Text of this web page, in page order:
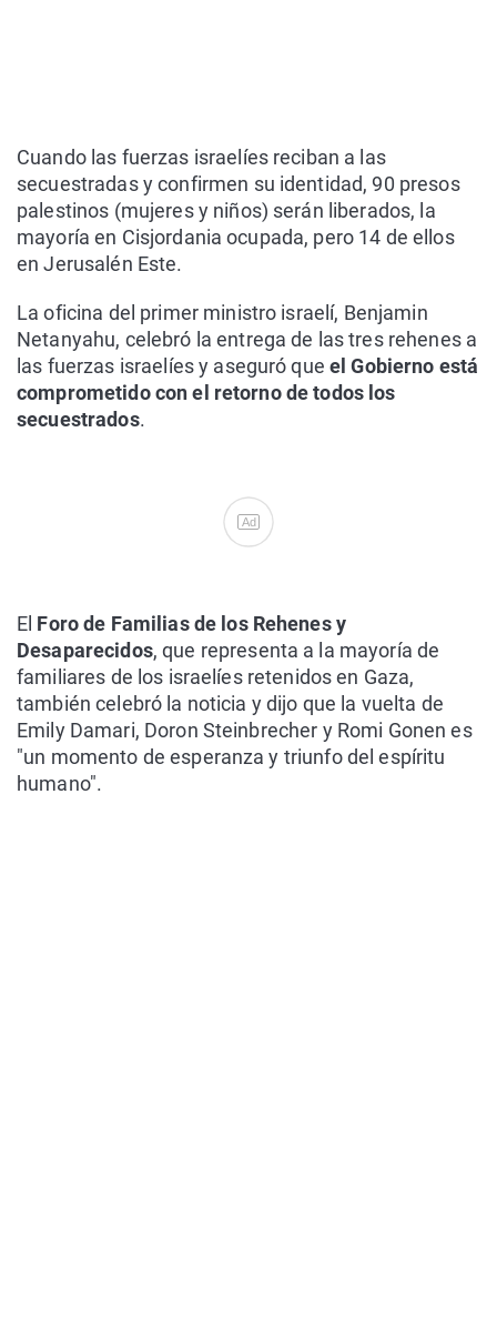
Cuando las fuerzas israelíes reciban a las
secuestradas y confirmen su identidad, 90 presos
palestinos (mujeres y niños) serán liberados, la
mayoría en Cisjordania ocupada, pero 14 de ellos
en Jerusalén Este.
La oficina del primer ministro israelí, Benjamin
Netanyahu, celebró la entrega de las tres rehenes a
las fuerzas israelíes y aseguró queel Gobierno está
comprometido con el retorno de todos los
secuestrados.
Ad
El Foro de Familias de los Rehenes y
Desaparecidos, que representa a la mayoría de
familiares de los israelíes retenidos en Gaza,
también celebró la noticia y dijo que la vuelta de
Emily Damari, Doron Steinbrecher y Romi Gonen es
"un momento de esperanza y triunfo del espíritu
humano".